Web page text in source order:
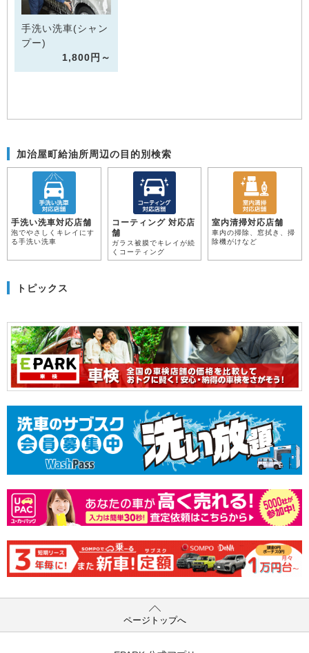
手洗い洗車(シャン
プー)
1,800円～
加治屋町給油所周辺の目的別検索
手洗い洗車対応店舗
泡でやさしくキレイにす
る手洗い洗車
コーティング 対応店
舗
ガラス被膜でキレイが続
くコーティング
室内清掃対応店舗
車内の掃除、窓拭き、掃
除機がけなど
トピックス
ページトップへ